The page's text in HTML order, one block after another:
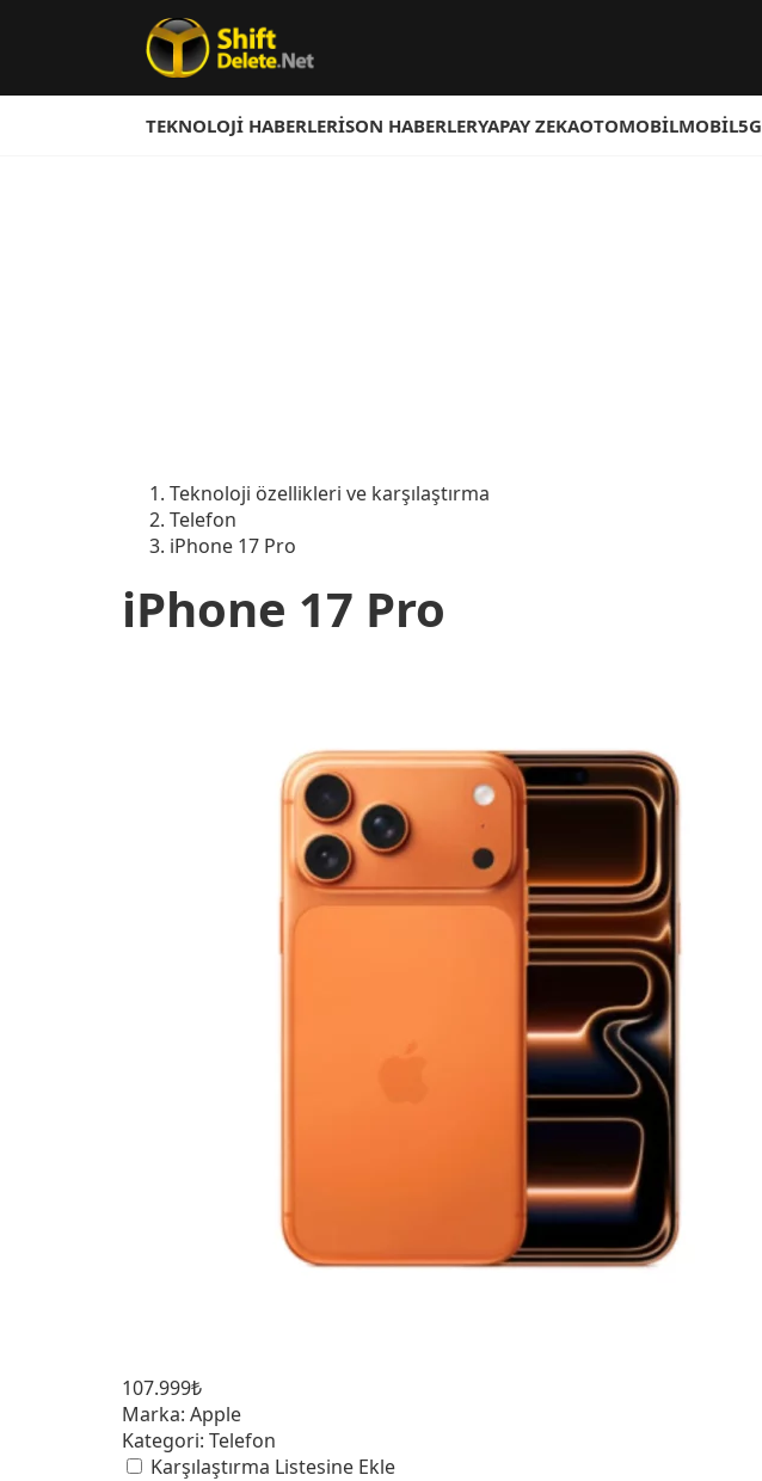
TEKNOLOJI HABERLERISON HABERLERYAPAY ZEKAOTOMOBILMOBIL5G
Teknoloji özellikleri ve karşılaştırma
Telefon
iPhone 17 Pro
iPhone 17 Pro
107.999₺
Marka: Apple
Kategori: Telefon
Karşılaştırma Listesine Ekle